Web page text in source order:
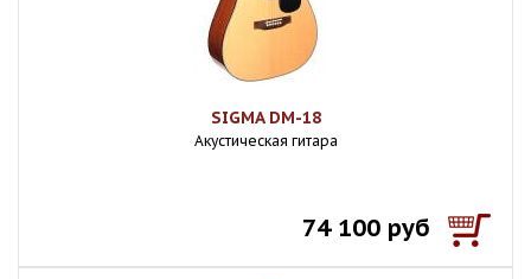
SIGMA DM-18
Акустическая гитара
74 100 руб